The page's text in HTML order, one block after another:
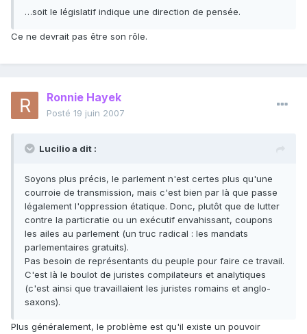
…soit le législatif indique une direction de pensée.
Ce ne devrait pas être son rôle.
Ronnie Hayek
Posté 19 juin 2007
Lucilio a dit :
Soyons plus précis, le parlement n'est certes plus qu'une
courroie de transmission, mais c'est bien par là que passe
légalement l'oppression étatique. Donc, plutôt que de lutter
contre la particratie ou un exécutif envahissant, coupons
les ailes au parlement (un truc radical : les mandats
parlementaires gratuits).
Pas besoin de représentants du peuple pour faire ce travail.
C'est là le boulot de juristes compilateurs et analytiques
(c'est ainsi que travaillaient les juristes romains et anglo-
saxons).
Plus généralement, le problème est qu'il existe un pouvoir